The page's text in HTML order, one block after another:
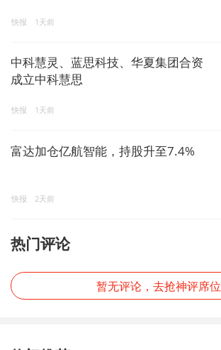
快报 1天前
中科慧灵、蓝思科技、华夏集团合资
成立中科慧思
快报 1天前
富达加仓亿航智能，持股升至7.4%
快报 2天前
热门评论
暂无评论，去抢神评席位